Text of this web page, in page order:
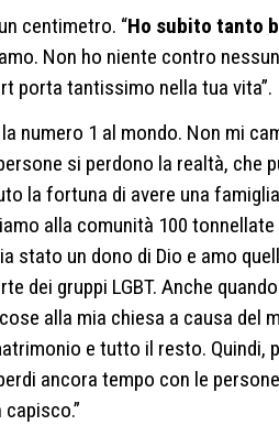
centimetro. “Ho subito tanto
Non ho niente contro
porta tantissimo nella tua vita”.
numero 1 al mondo. Non mi
si perdono la realtà, che
la fortuna di avere una
alla comunità 100
stato un dono di Dio e amo
dei gruppi LGBT. Anche
alla mia chiesa a causa del
e tutto il resto. Quindi,
ancora tempo con le